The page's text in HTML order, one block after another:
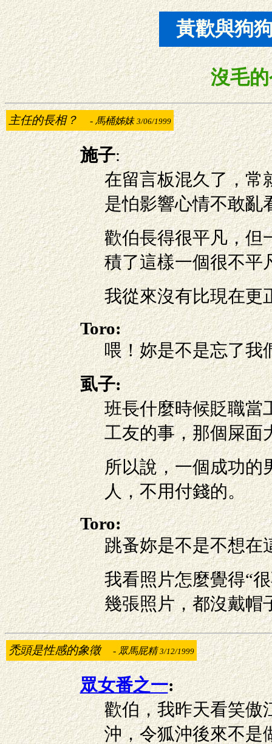
黃歡與狗
沒毛
主任的長相？ - 馬桶姊妹 3/06/1999
施子:
在留言板混久了，常
是怕影響心情不敢亂
歡伯長得很平凡，但
積了這樣一個很不平
我從來沒有比現在更
Toro:
喂！妳是不是忘了我
虱子:
班長什麼時候貶職當
工友的事，那個屎面
所以說，一個成功的
人，不用付錢的。
Toro:
跳蚤妳是不是不想在
我看照片怎麼覺得“
幾張照片，都沒戴帽
禿頭是性感的象徵- 眾馬屁精3/12/1999
眾女番之一:
歡伯，我昨天看笑傲
沖，令狐沖後來不是